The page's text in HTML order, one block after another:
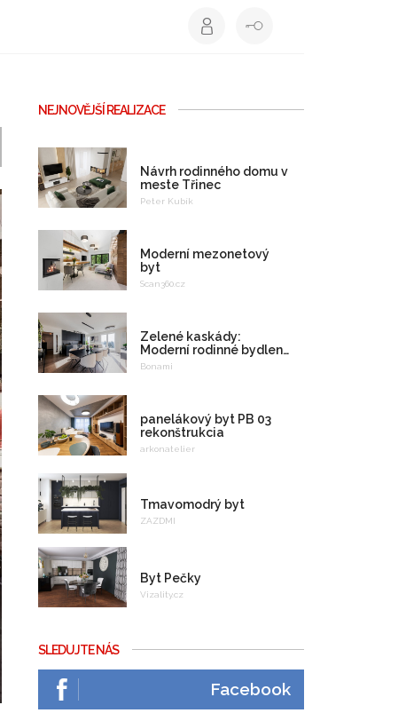
NEJNOVĚJŠÍ REALIZACE
Návrh rodinného domu v
meste Třinec
Peter Kubík
Moderní mezonetový
byt
Scan360.cz
Zelené kaskády:
Moderní rodinné bydlení
na celý život
Bonami
panelákový byt PB 03
rekonštrukcia
arkonatelier
Tmavomodrý byt
ZAZDMI
Byt Pečky
Vizality.cz
SLEDUJTE NÁS
Facebook